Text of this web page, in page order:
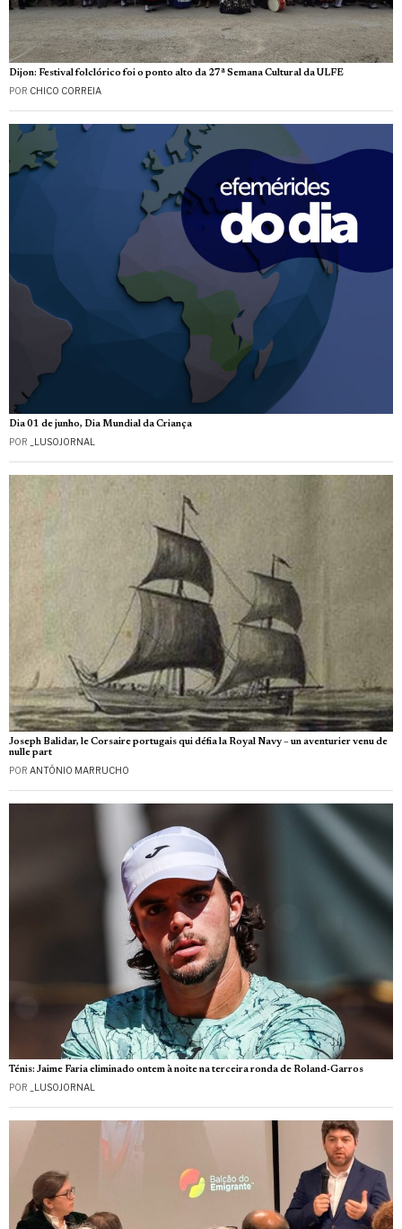
Dijon: Festival folclórico foi o ponto alto da 27ª Semana Cultural da ULFE
POR CHICO CORREIA
Dia 01 de junho, Dia Mundial da Criança
POR _LUSOJORNAL
Joseph Balidar, le Corsaire portugais qui défia la Royal Navy – un aventurier venu de
nulle part
POR ANTÓNIO MARRUCHO
Ténis: Jaime Faria eliminado ontem à noite na terceira ronda de Roland-Garros
POR _LUSOJORNAL